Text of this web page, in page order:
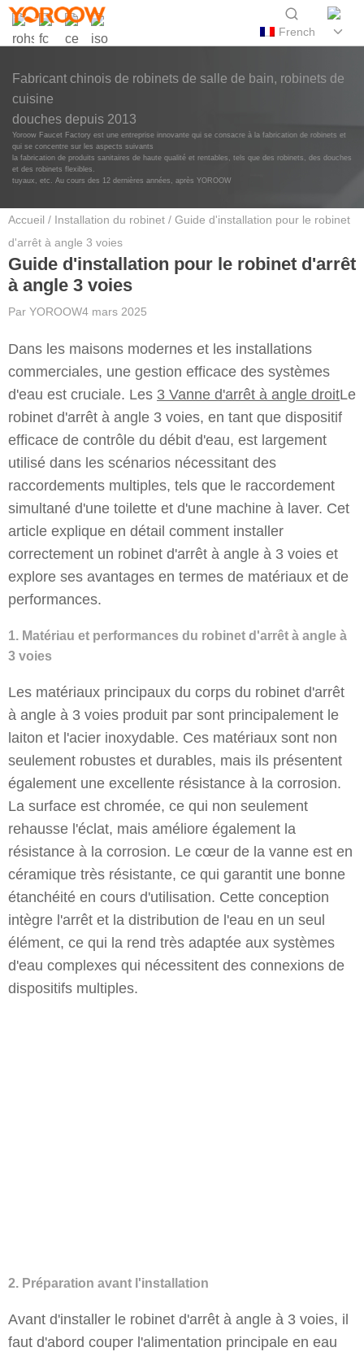
French
Fabricant chinois de robinets de salle de bain, robinets de
cuisine
douches depuis 2013
Yoroow Faucet Factory est une entreprise innovante qui se consacre à la fabrication de robinets et
qui se concentre sur les aspects suivants
la fabrication de produits sanitaires de haute qualité et rentables, tels que des robinets, des douches
et des robinets flexibles.
tuyaux, etc. Au cours des 12 dernières années, après YOROOW
Accueil / Installation du robinet / Guide d'installation pour le robinet
d'arrêt à angle 3 voies
Guide d'installation pour le robinet d'arrêt
à angle 3 voies
Par YOROOW4 mars 2025
Dans les maisons modernes et les installations
commerciales, une gestion efficace des systèmes
d'eau est cruciale. Les 3 Vanne d'arrêt à angle droitLe
robinet d'arrêt à angle 3 voies, en tant que dispositif
efficace de contrôle du débit d'eau, est largement
utilisé dans les scénarios nécessitant des
raccordements multiples, tels que le raccordement
simultané d'une toilette et d'une machine à laver. Cet
article explique en détail comment installer
correctement un robinet d'arrêt à angle à 3 voies et
explore ses avantages en termes de matériaux et de
performances.
1. Matériau et performances du robinet d'arrêt à angle à
3 voies
Les matériaux principaux du corps du robinet d'arrêt
à angle à 3 voies produit par sont principalement le
laiton et l'acier inoxydable. Ces matériaux sont non
seulement robustes et durables, mais ils présentent
également une excellente résistance à la corrosion.
La surface est chromée, ce qui non seulement
rehausse l'éclat, mais améliore également la
résistance à la corrosion. Le cœur de la vanne est en
céramique très résistante, ce qui garantit une bonne
étanchéité en cours d'utilisation. Cette conception
intègre l'arrêt et la distribution de l'eau en un seul
élément, ce qui la rend très adaptée aux systèmes
d'eau complexes qui nécessitent des connexions de
dispositifs multiples.
2. Préparation avant l'installation
Avant d'installer le robinet d'arrêt à angle à 3 voies, il
faut d'abord couper l'alimentation principale en eau